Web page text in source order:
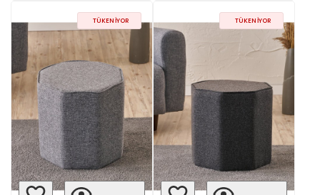
TÜKENIYOR TÜKENIYOR